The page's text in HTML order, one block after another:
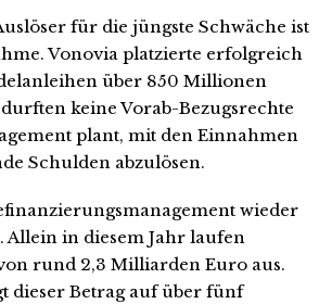
für die jüngste Schwäche ist
Vonovia platzierte erfolgreich
über 850 Millionen
keine Vorab-Bezugsrechte
plant, mit den Einnahmen
Schulden abzulösen.
wieder
in diesem Jahr laufen
rund 2,3 Milliarden Euro aus.
dieser Betrag auf über fünf